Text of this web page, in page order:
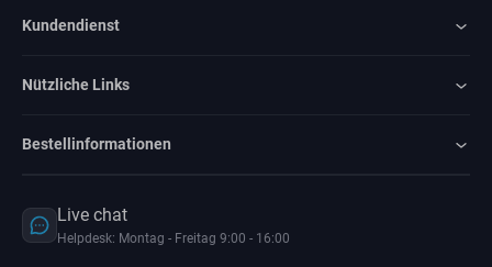
Kundendienst
Nützliche Links
Bestellinformationen
Live chat
Helpdesk: Montag - Freitag 9:00 - 16:00